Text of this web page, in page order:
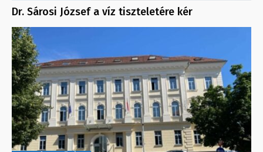
Dr. Sárosi József a víz tiszteletére kér